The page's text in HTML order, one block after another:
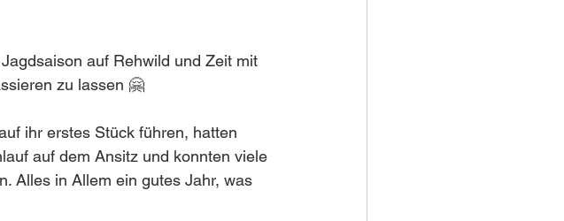
auf Rehwild und Zeit mit
zu lassen 🤗
ihr erstes Stück führen, hatten
auf dem Ansitz und konnten viele
Alles in Allem ein gutes Jahr, was